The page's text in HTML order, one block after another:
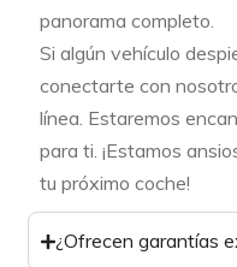
panorama completo.
Si algún vehículo
conectarte con
línea. Estaremos
para ti. ¡Estamos
tu próximo coche!
¿Ofrecen garantías